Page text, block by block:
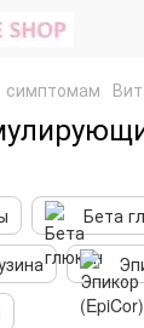
симптомам
Бета